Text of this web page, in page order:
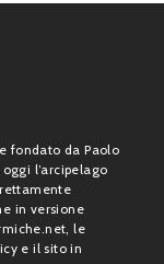
fondato da Paolo
l’arcipelago
in versione
le
e il sito in